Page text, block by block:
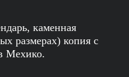
каменная
размерах) копия с
Мехико.